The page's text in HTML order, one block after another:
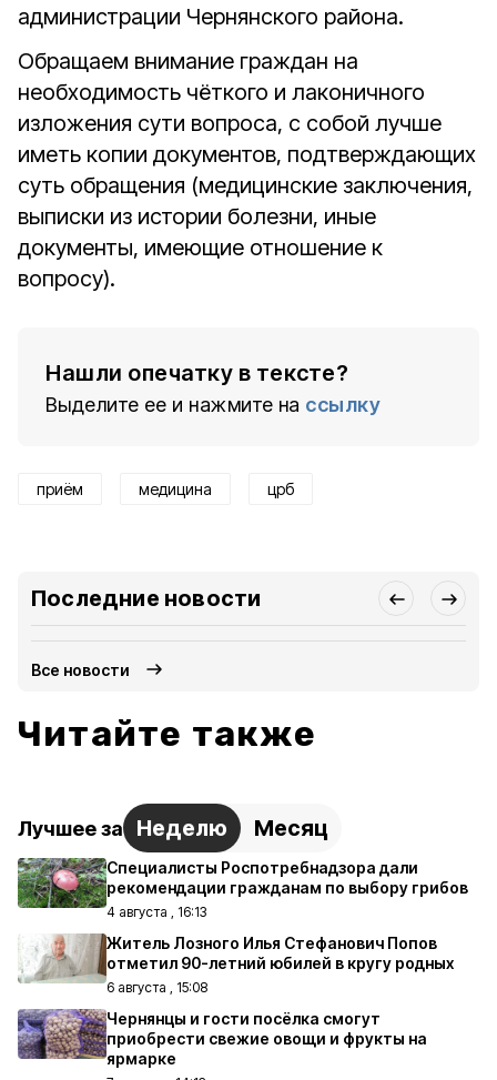
администрации Чернянского района.
Обращаем внимание граждан на
необходимость чёткого и лаконичного
изложения сути вопроса, с собой лучше
иметь копии документов, подтверждающих
суть обращения (медицинские заключения,
выписки из истории болезни, иные
документы, имеющие отношение к
вопросу).
Нашли опечатку в тексте?
Выделите ее и нажмите на ссылку
приём медицина црб
Последние новости
Все новости
Читайте также
Лучшее за Неделю Месяц
Специалисты Роспотребнадзора дали
рекомендации гражданам по выбору грибов
4 августа , 16:13
Житель Лозного Илья Стефанович Попов
отметил 90-летний юбилей в кругу родных
6 августа , 15:08
Чернянцы и гости посёлка смогут
приобрести свежие овощи и фрукты на
ярмарке